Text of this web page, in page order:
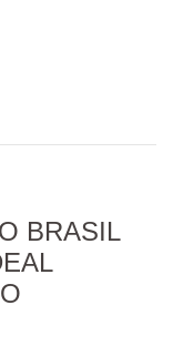
BRASIL